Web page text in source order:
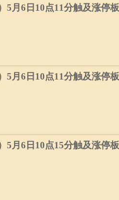
5月6日10点11分触及涨停板
5月6日10点11分触及涨停板
5月6日10点15分触及涨停板